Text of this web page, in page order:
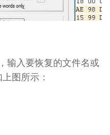
输入要恢复的文件名或
图所示：